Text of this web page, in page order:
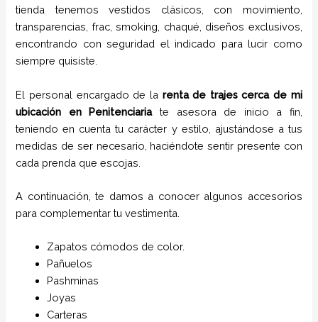
tienda tenemos vestidos clásicos, con movimiento,
transparencias, frac, smoking, chaqué, diseños exclusivos,
encontrando con seguridad el indicado para lucir como
siempre quisiste.
El personal encargado de la renta de trajes cerca de mi
ubicación
enPenitenciaria te asesora de inicio a fin,
teniendo en cuenta tu carácter y estilo, ajustándose a tus
medidas de ser necesario, haciéndote sentir presente con
cada prenda que escojas.
A continuación, te damos a conocer algunos accesorios
para complementar tu vestimenta.
Zapatos cómodos de color.
Pañuelos
Pashminas
Joyas
Carteras